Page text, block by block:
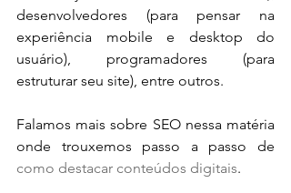
desenvolvedores (para pensar na
experiência mobile e desktop do
usuário), programadores (para
estruturar seu site), entre outros.
Falamos mais sobre SEO nessa matéria
como destacar conteúdos digitais.